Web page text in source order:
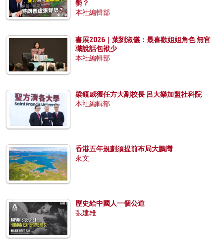
勢？
本社編輯部
書展2026｜葉劉淑儀：最喜歡姐姐角色 無官
職說話包袱少
本社編輯部
梁鏡威獲任方大副校長 呂大樂加盟社科院
本社編輯部
香港五年規劃須提前布局大鵬灣
來文
歷史給中國人一個公道
張建雄